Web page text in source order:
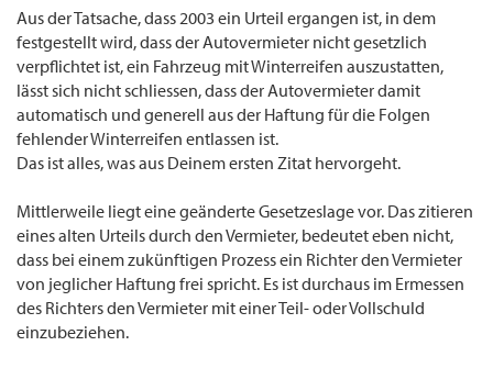
Noch gilt in Deutschland, was Gerichte aufgrund der Gesetzeslage entscheiden - und
zum Glück von uns allen nicht das, was sich ein carlo so ausdenkt.
Grundgütiger.
Hier ging und geht es doch nicht um Wunschdenken, Wahrsagerei oder Voodoo,
sondern um die derzeitige Gesetzeslage in Deutschland. Und die ist halt eindeutig.
Ist für Dich vielleicht gemein - ist aber so. 8)
"Bitte nicht aus Prinzip streiten, stänkern, sticheln, carlo.
Warum nicht einfach mal was Positives beitragen? Das wär's doch."
Aus der Tatsache, dass 2003 ein Urteil ergangen ist, in dem
festgestellt wird, dass der Autovermieter nicht gesetzlich
verpflichtet ist, ein Fahrzeug mit Winterreifen auszustatten,
lässt sich nicht schliessen, dass der Autovermieter damit
automatisch und generell aus der Haftung für die Folgen
fehlender Winterreifen entlassen ist.
Das ist alles, was aus Deinem ersten Zitat hervorgeht.
Mittlerweile liegt eine geänderte Gesetzeslage vor. Das zitieren
eines alten Urteils durch den Vermieter, bedeutet eben nicht,
dass bei einem zukünftigen Prozess ein Richter den Vermieter
von jeglicher Haftung frei spricht. Es ist durchaus im Ermessen
des Richters den Vermieter mit einer Teil- oder Vollschuld
einzubeziehen.